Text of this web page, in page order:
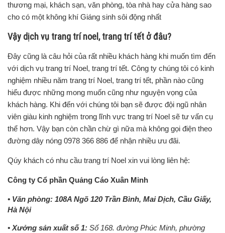
thương mại, khách sạn, văn phòng, tòa nhà hay cửa hàng sao
cho có một không khí Giáng sinh sôi động nhất
Vậy dịch vụ trang trí noel, trang trí tết ở đâu?
Đây cũng là câu hỏi của rất nhiều khách hàng khi muốn tìm đến
với dịch vụ trang trí Noel, trang trí tết. Công ty chúng tôi có kinh
nghiệm nhiều năm trang trí Noel, trang trí tết, phần nào cũng
hiểu được những mong muốn cũng như nguyện vọng của
khách hàng. Khi đến với chúng tôi bạn sẽ được đội ngũ nhân
viên giàu kinh nghiệm trong lĩnh vực trang trí Noel sẽ tư vấn cụ
thể hơn. Vậy bạn còn chần chừ gì nữa mà không gọi điện theo
đường dây nóng 0978 366 886 để nhận nhiều ưu đãi.
Qúy khách có nhu cầu trang trí Noel xin vui lòng liên hệ:
Công ty Cổ phần Quảng Cáo Xuân Minh
• Văn phòng: 108A Ngõ 120 Trần Bình, Mai Dịch, Cầu Giấy,
Hà Nội
• Xưởng sản xuất số 1: Số 168. đường Phúc Minh, phường